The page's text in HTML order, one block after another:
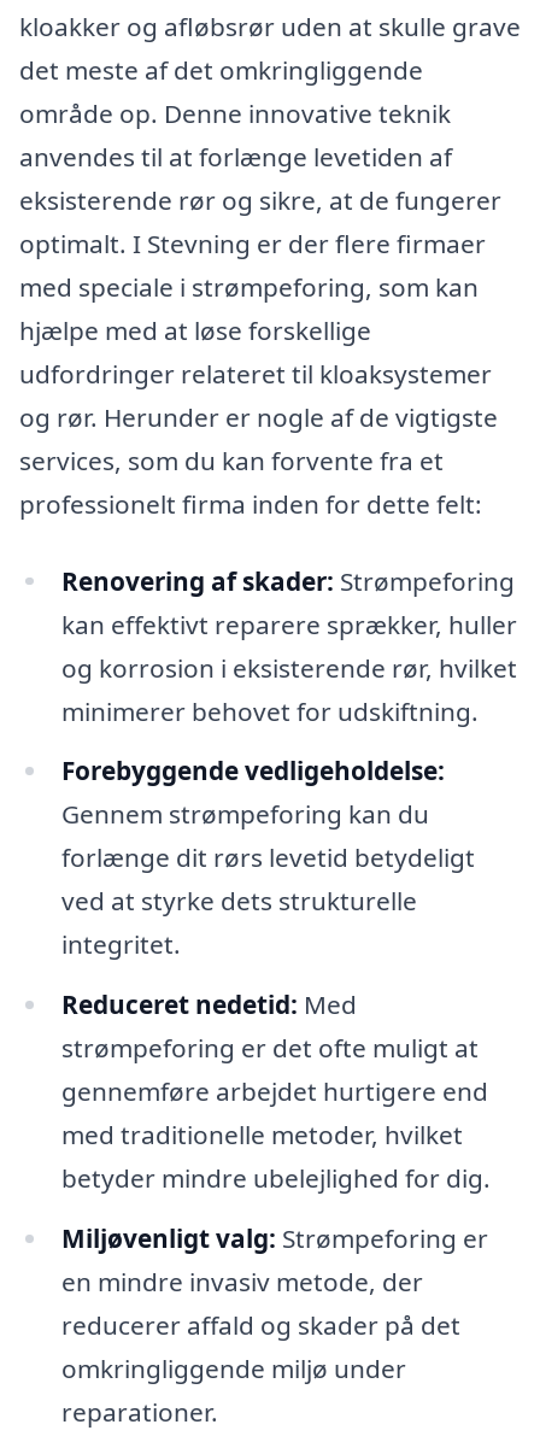
kloakker og afløbsrør uden at skulle grave
det meste af det omkringliggende
område op. Denne innovative teknik
anvendes til at forlænge levetiden af
eksisterende rør og sikre, at de fungerer
optimalt. I Stevning er der flere firmaer
med speciale i strømpeforing, som kan
hjælpe med at løse forskellige
udfordringer relateret til kloaksystemer
og rør. Herunder er nogle af de vigtigste
services, som du kan forvente fra et
professionelt firma inden for dette felt:
Renovering af skader: Strømpeforing
kan effektivt reparere sprækker, huller
og korrosion i eksisterende rør, hvilket
minimerer behovet for udskiftning.
Forebyggende vedligeholdelse:
Gennem strømpeforing kan du
forlænge dit rørs levetid betydeligt
ved at styrke dets strukturelle
integritet.
Reduceret nedetid: Med
strømpeforing er det ofte muligt at
gennemføre arbejdet hurtigere end
med traditionelle metoder, hvilket
betyder mindre ubelejlighed for dig.
Miljøvenligt valg: Strømpeforing er
en mindre invasiv metode, der
reducerer affald og skader på det
omkringliggende miljø under
reparationer.